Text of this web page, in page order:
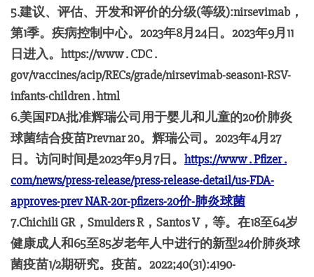
5.建议、评估、开发和评价的分级(等级):nirsevimab，
第1季。疾病控制中心。2023年8月24日。2023年9月11
日进入。https://www . CDC .
gov/vaccines/acip/RECs/grade/nirsevimab-season1-RSV-
infants-children . html
6.美国FDA批准辉瑞公司用于婴儿和儿童的20价肺炎
球菌结合疫苗Prevnar 20。辉瑞公司。2023年4月27
日。访问时间是2023年9月7日。 https://www . Pfizer .
com/news/press-release/press-release-detail/us-FDA-
approves-prev NAR-20r-pfizers-20价-肺炎球菌
7.Chichili GR，Smulders R，Santos V，等。在18至64岁
健康成人和65至85岁老年人中进行的新型24价肺炎球
菌疫苗1/2期研究。疫苗。2022;40(31):4190-